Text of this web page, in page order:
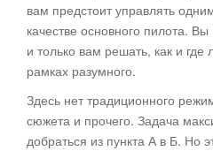
вам предстоит управлять
качестве основного пилота.
и только вам решать, как и где
рамках разумного.
Здесь нет традиционного
сюжета и прочего. Задача
добраться из пункта А в Б. Но